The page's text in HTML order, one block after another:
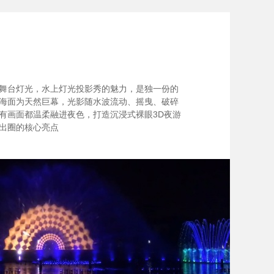
台灯光，水上灯光投影秀的魅力，是独一份的
面为天然巨幕，光影随水波流动、摇曳、破碎
画面都温柔融进夜色，打造沉浸式裸眼3D夜游
圈的核心亮点